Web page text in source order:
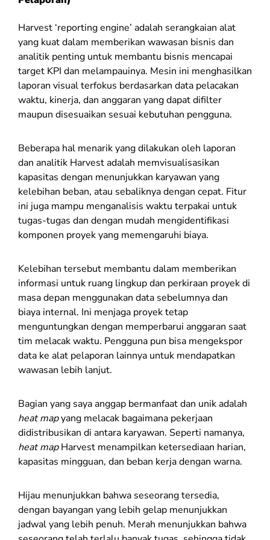
Harvest ‘reporting engine’ adalah serangkaian alat
yang kuat dalam memberikan wawasan bisnis dan
analitik penting untuk membantu bisnis mencapai
target KPI dan melampauinya. Mesin ini menghasilkan
laporan visual terfokus berdasarkan data pelacakan
waktu, kinerja, dan anggaran yang dapat difilter
maupun disesuaikan sesuai kebutuhan pengguna.
Beberapa hal menarik yang dilakukan oleh laporan
dan analitik Harvest adalah memvisualisasikan
kapasitas dengan menunjukkan karyawan yang
kelebihan beban, atau sebaliknya dengan cepat. Fitur
ini juga mampu menganalisis waktu terpakai untuk
tugas-tugas dan dengan mudah mengidentifikasi
komponen proyek yang memengaruhi biaya.
Kelebihan tersebut membantu dalam memberikan
informasi untuk ruang lingkup dan perkiraan proyek di
masa depan menggunakan data sebelumnya dan
biaya internal. Ini menjaga proyek tetap
menguntungkan dengan memperbarui anggaran saat
tim melacak waktu. Pengguna pun bisa mengekspor
data ke alat pelaporan lainnya untuk mendapatkan
wawasan lebih lanjut.
Bagian yang saya anggap bermanfaat dan unik adalah
heat mapyang melacak bagaimana pekerjaan
didistribusikan di antara karyawan. Seperti namanya,
heat mapHarvest menampilkan ketersediaan harian,
kapasitas mingguan, dan beban kerja dengan warna.
Hijau menunjukkan bahwa seseorang tersedia,
dengan bayangan yang lebih gelap menunjukkan
jadwal yang lebih penuh. Merah menunjukkan bahwa